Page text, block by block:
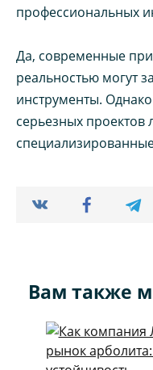
профессиональных
Да, современные
реальностью могут
инструменты.
серьезных проектов
Вам также